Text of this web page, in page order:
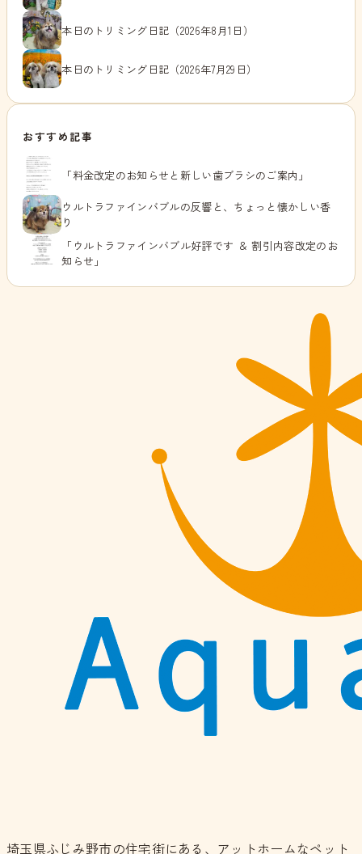
本日のトリミング日記（2026年8月1日）
本日のトリミング日記（2026年7月29日）
おすすめ記事
「料金改定のお知らせと新しい歯ブラシのご案内」
ウルトラファインバブルの反響と、ちょっと懐かしい香
り
「ウルトラファインバブル好評です ＆ 割引内容改定のお
知らせ」
埼玉県ふじみ野市の住宅街にある、アットホームなペット